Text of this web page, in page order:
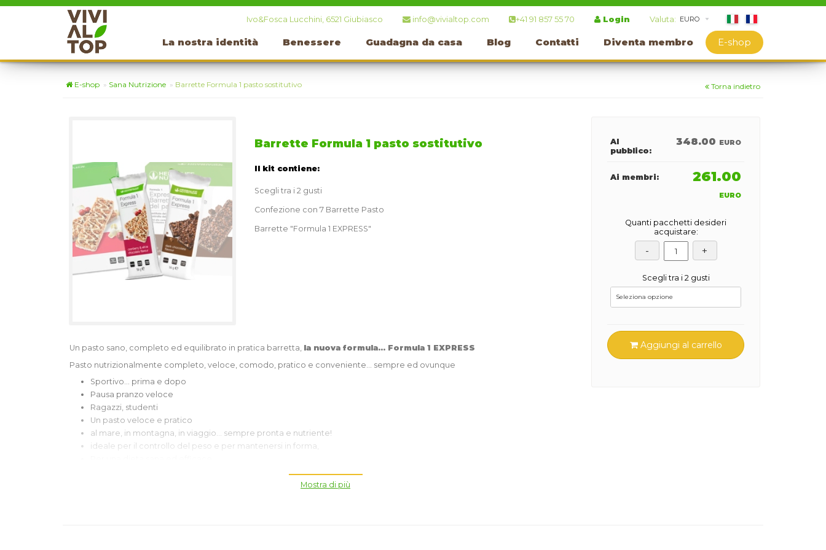
Valuta:
Login
+41 91 857 55 70
info@vivialtop.com
Ivo&Fosca Lucchini, 6521 Giubiasco
La nostra identità Benessere Guadagna da casa Blog Contatti Diventa membro E-shop
E-shop » Sana Nutrizione » Barrette Formula 1 pasto sostitutivo Torna indietro
Barrette Formula 1 pasto sostitutivo
Il kit contiene:
Scegli tra i 2 gusti
Confezione con 7 Barrette Pasto
Barrette "Formula 1 EXPRESS"
Mostra di più
Un pasto sano, completo ed equilibrato in pratica barretta, la nuova formula... Formula 1 EXPRESS
Pasto nutrizionalmente completo, veloce, comodo, pratico e conveniente... sempre ed ovunque
Sportivo... prima e dopo
Pausa pranzo veloce
Ragazzi, studenti
Un pasto veloce e pratico
al mare, in montagna, in viaggio... sempre pronta e nutriente!
ideale per il controllo del peso e per mantenersi in forma,
. meno di 5.- per un pasto sano, completo ed equilibrato.
Al
pubblico:
348.00 EURO
Ai membri: 261.00
EURO
Quanti pacchetti desideri
acquistare:
Scegli tra i 2 gusti
Aggiungi al carrello